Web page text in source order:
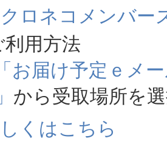
クロネコメンバー
用方法
「お届け予定ｅメ
から受取場所を
くはこちら